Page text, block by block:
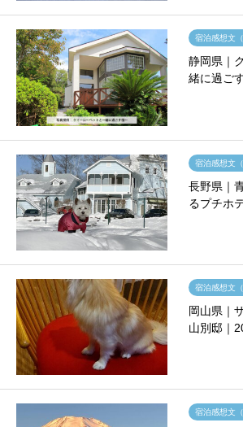
宿泊感想文（
静岡県｜
緒に過ご
宿泊感想文（
長野県｜
るプチホ
宿泊感想文（
岡山県｜
山別邸｜
宿泊感想文（